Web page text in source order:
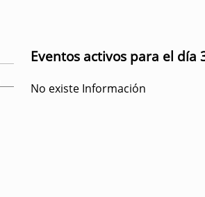
Eventos activos para el día
No existe Información